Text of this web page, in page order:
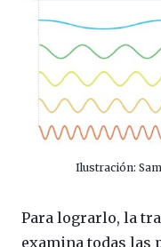
Ilustración:
Para lograrlo, la
examina todas las